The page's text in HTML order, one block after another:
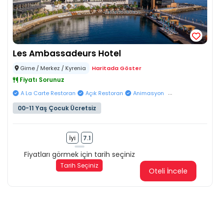
Les Ambassadeurs Hotel
Girne / Merkez / Kyrenia Haritada Göster
Fiyatı Sorunuz
A La Carte Restoran Açık Restoran Animasyon ...
00-11 Yaş Çocuk Ücretsiz
İyi 7.1
Fiyatları görmek için tarih seçiniz
Tarih Seçiniz
Oteli İncele